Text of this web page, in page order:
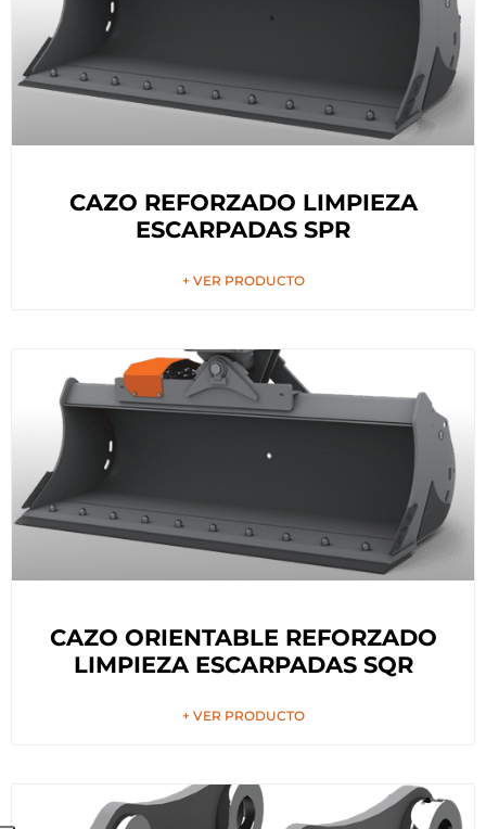
CAZO REFORZADO LIMPIEZA
ESCARPADAS SPR
+ VER PRODUCTO
CAZO ORIENTABLE REFORZADO
LIMPIEZA ESCARPADAS SQR
+ VER PRODUCTO